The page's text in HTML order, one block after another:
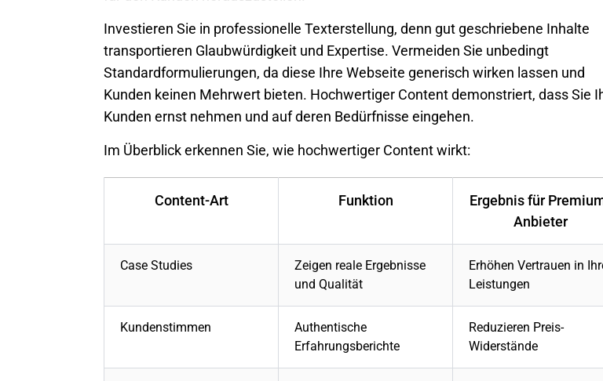
Investieren Sie in professionelle Texterstellung, denn gut geschriebene Inhalte
transportieren Glaubwürdigkeit und Expertise. Vermeiden Sie unbedingt
Standardformulierungen, da diese Ihre Webseite generisch wirken lassen und
Kunden keinen Mehrwert bieten. Hochwertiger Content demonstriert, dass Sie
Kunden ernst nehmen und auf deren Bedürfnisse eingehen.
Im Überblick erkennen Sie, wie hochwertiger Content wirkt:
Content-Art Funktion
Ergebnis für
Anbieter
Case Studies
Zeigen reale Ergebnisse
und Qualität
Erhöhen Vertrauen in
Leistungen
Kundenstimmen
Authentische
Erfahrungsberichte
Reduzieren Preis-
Widerstände